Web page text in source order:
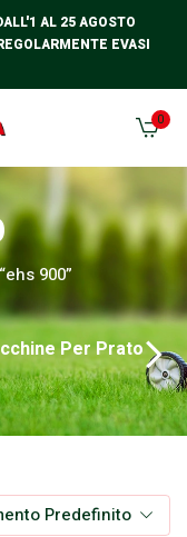
AL 25 AGOSTO
EVASI
0
900”
Per Prato
Predefinito